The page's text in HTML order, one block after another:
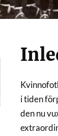
i tiden
den nu